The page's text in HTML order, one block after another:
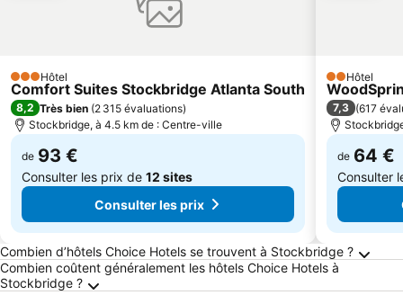
3 Étoiles
Hôtel
Comfort Suites Stockbridge Atlanta South
8,2 Très bien (2 315 évaluations)
Stockbridge, à 4.5 km de : Centre-ville
de 93 €
Consulter les prix de 12 sites
Consulter les prix
2 Étoiles
Hôtel
7,3 (617
de 64 €
Consulter
Questions fréquemment posées au sujet de
Combien d’hôtels Choice Hotels se trouvent à Stockbridge ?
Combien coûtent généralement les hôtels Choice Hotels à
Stockbridge ?